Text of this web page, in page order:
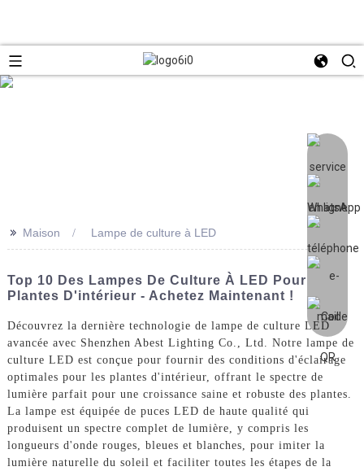
>> Maison Lampe de culture à LED
Top 10 Des Lampes De Culture À LED Pour
Plantes D'intérieur - Achetez Maintenant !
Découvrez la dernière technologie de lampe de culture LED
avancée avec Shenzhen Abest Lighting Co., Ltd. Notre lampe de
culture LED est conçue pour fournir des conditions d'éclairage
optimales pour les plantes d'intérieur, offrant le spectre de
lumière parfait pour une croissance saine et robuste des plantes.
La lampe est équipée de puces LED de haute qualité qui
produisent un spectre complet de lumière, y compris les
longueurs d'onde rouges, bleues et blanches, pour imiter la
lumière naturelle du soleil et faciliter toutes les étapes de la